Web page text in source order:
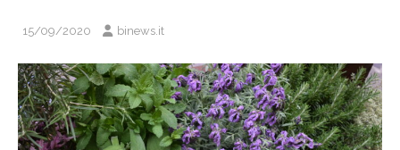
15/09/2020 binews.it